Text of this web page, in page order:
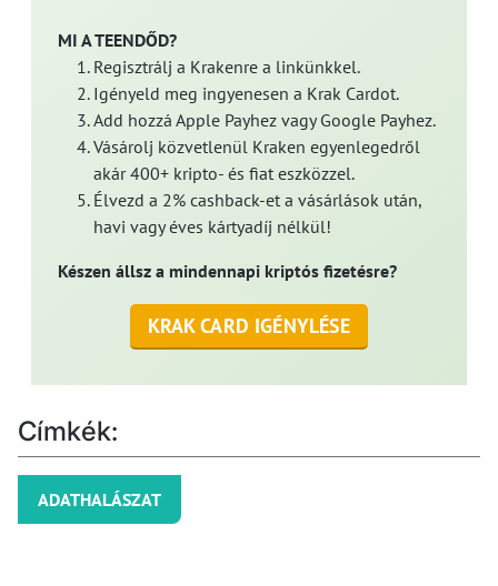
MI A TEENDŐD?
Regisztrálj a Krakenre a linkünkkel.
Igényeld meg ingyenesen a Krak Cardot.
Add hozzá Apple Payhez vagy Google Payhez.
Vásárolj közvetlenül Kraken egyenlegedről
akár 400+ kripto- és fiat eszközzel.
Élvezd a 2% cashback-et a vásárlások után,
havi vagy éves kártyadíj nélkül!
Készen állsz a mindennapi kriptós fizetésre?
KRAK CARD IGÉNYLÉSE
Címkék:
ADATHALÁSZAT